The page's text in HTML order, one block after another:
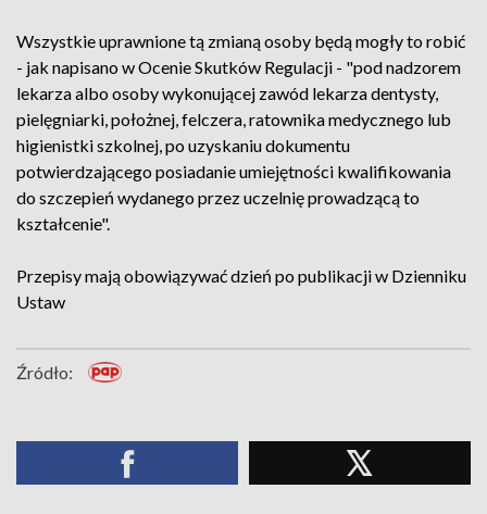
Wszystkie uprawnione tą zmianą osoby będą mogły to robić
- jak napisano w Ocenie Skutków Regulacji - "pod nadzorem
lekarza albo osoby wykonującej zawód lekarza dentysty,
pielęgniarki, położnej, felczera, ratownika medycznego lub
higienistki szkolnej, po uzyskaniu dokumentu
potwierdzającego posiadanie umiejętności kwalifikowania
do szczepień wydanego przez uczelnię prowadzącą to
kształcenie".
Przepisy mają obowiązywać dzień po publikacji w Dzienniku
Ustaw
Źródło: